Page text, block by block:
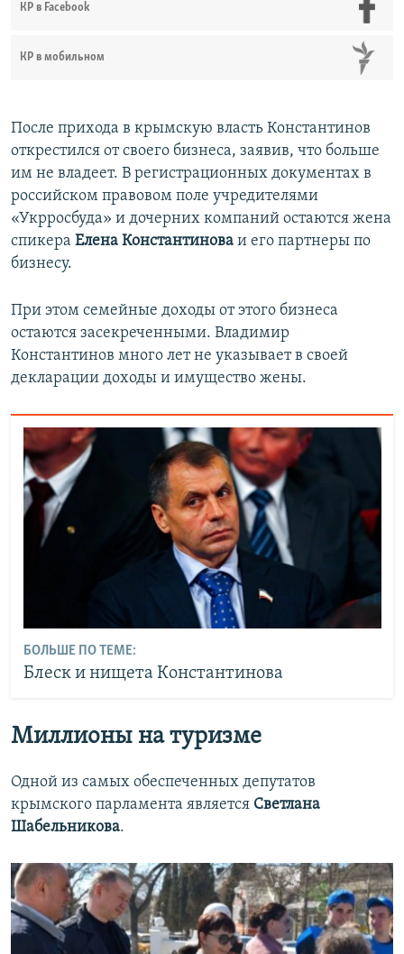
КР в Facebook
КР в мобильном
После прихода в крымскую власть Константинов
открестился от своего бизнеса, заявив, что больше
им не владеет. В регистрационных документах в
российском правовом поле учредителями
«Укрросбуда» и дочерних компаний остаются жена
спикера Елена Константинова и его партнеры по
бизнесу.
При этом семейные доходы от этого бизнеса
остаются засекреченными. Владимир
Константинов много лет не указывает в своей
декларации доходы и имущество жены.
БОЛЬШЕ ПО ТЕМЕ:
Блеск и нищета Константинова
Миллионы на туризме
Одной из самых обеспеченных депутатов
крымского парламента является Светлана
Шабельникова.